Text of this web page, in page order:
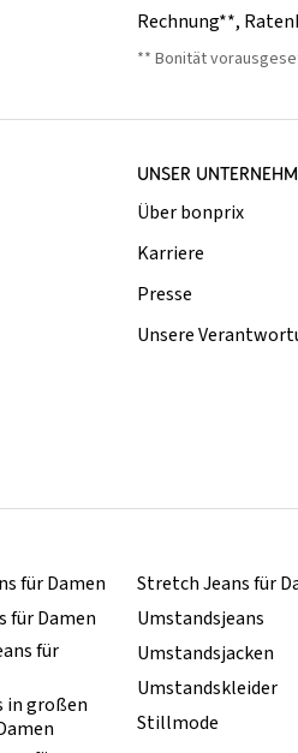
Rechnung**,
** Bonität
UNSER
Über bonprix
Karriere
Presse
Unsere
für Damen
für Damen
für
in großen
Stretch Jeans für
Umstandsjeans
Umstandsjacken
Umstandskleider
Stillmode